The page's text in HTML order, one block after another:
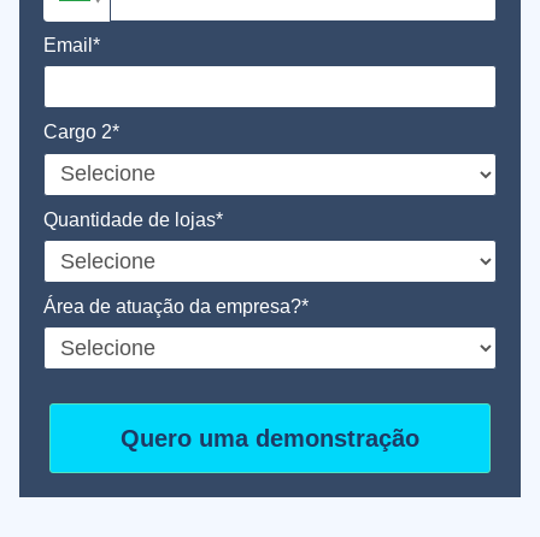
Email*
Cargo 2*
Quantidade de lojas*
Área de atuação da empresa?*
Quero uma demonstração